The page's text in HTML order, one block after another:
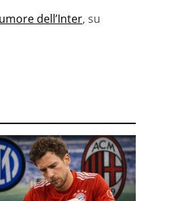
dell’Inter, su